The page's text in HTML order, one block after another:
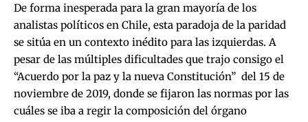
De forma inesperada para la gran mayoría de los
analistas políticos en Chile, esta paradoja de la paridad
se sitúa en un contexto inédito para las izquierdas. A
pesar de las múltiples dificultades que trajo consigo el
“Acuerdo por la paz y la nueva Constitución” del 15 de
noviembre de 2019, donde se fijaron las normas por las
cuáles se iba a regir la composición del órgano